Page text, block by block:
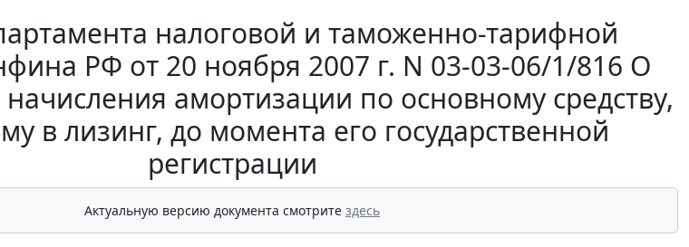
налоговой и таможенно-тарифной
РФ от 20 ноября 2007 г. N 03-03-06/1/816 О
амортизации по основному средству,
в лизинг, до момента его государственной
регистрации
Актуальную версию документа смотрите здесь